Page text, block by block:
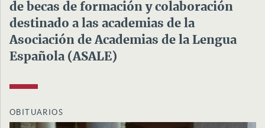
de becas de formación y colaboración
destinado a las academias de la
Asociación de Academias de la Lengua
Española (ASALE)
OBITUARIOS